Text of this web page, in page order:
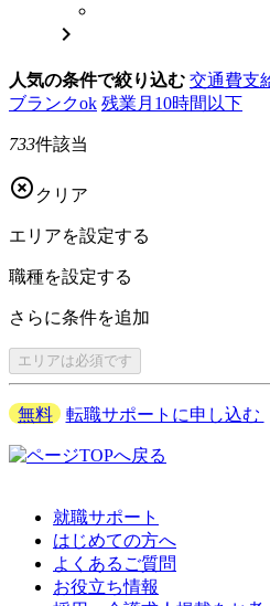

人気の条件で絞り込む 交通費支
ブランクok 残業月10時間以下
733件該当
 クリア
エリアを設定する
職種を設定する
さらに条件を追加
エリアは必須です
無料 転職サポートに申し込む
就職サポート
はじめての方へ
よくあるご質問
お役立ち情報